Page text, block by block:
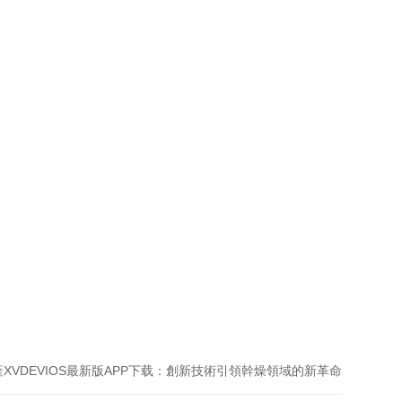
最新版APP下载：創新技術引領幹燥領域的新革命